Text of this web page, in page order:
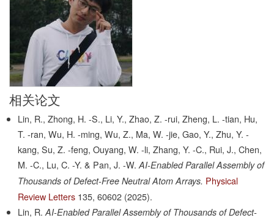
相关论文
Lin, R., Zhong, H. -S., Li, Y., Zhao, Z. -rui, Zheng, L. -tian, Hu,
T. -ran, Wu, H. -ming, Wu, Z., Ma, W. -jie, Gao, Y., Zhu, Y. -
kang, Su, Z. -feng, Ouyang, W. -li, Zhang, Y. -C., Rui, J., Chen,
M. -C., Lu, C. -Y. & Pan, J. -W. AI-Enabled Parallel Assembly of
Thousands of Defect-Free Neutral Atom Arrays. Physical
Review Letters 135, 60602 (2025).
Lin, R. AI-Enabled Parallel Assembly of Thousands of Defect-